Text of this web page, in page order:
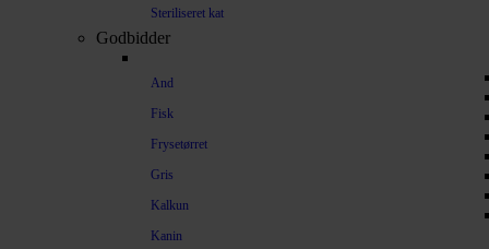
Steriliseret kat
Godbidder
And
Fisk
Frysetørret
Gris
Kalkun
Kanin